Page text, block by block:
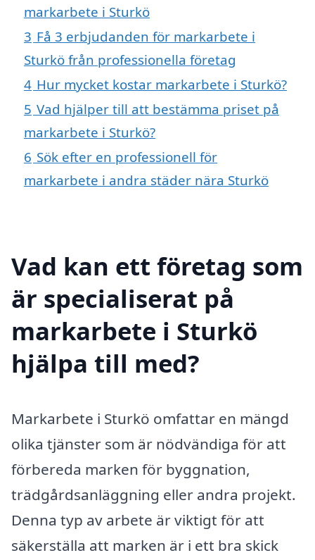
markarbete i Sturkö
3 Få 3 erbjudanden för markarbete i
Sturkö från professionella företag
4 Hur mycket kostar markarbete i Sturkö?
5 Vad hjälper till att bestämma priset på
markarbete i Sturkö?
6 Sök efter en professionell för
markarbete i andra städer nära Sturkö
Vad kan ett företag som
är specialiserat på
markarbete i Sturkö
hjälpa till med?
Markarbete i Sturkö omfattar en mängd
olika tjänster som är nödvändiga för att
förbereda marken för byggnation,
trädgårdsanläggning eller andra projekt.
Denna typ av arbete är viktigt för att
säkerställa att marken är i ett bra skick